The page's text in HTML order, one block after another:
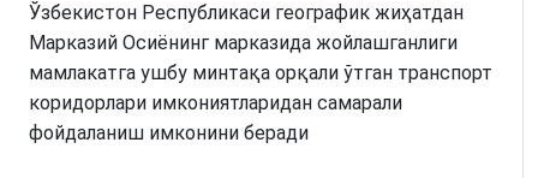
Ўзбекистон Республикаси географик жиҳатдан
Марказий Осиёнинг марказида жойлашганлиги
мамлакатга ушбу минтақа орқали ўтган транспорт
коридорлари имкониятларидан самарали
фойдаланиш имконини беради